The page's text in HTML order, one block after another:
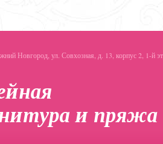
Новгород, ул. Совхозная, д. 13, корпус 2, 1-й